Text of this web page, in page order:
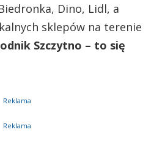
Dino, Lidl, a
sklepów na terenie
Szczytno – to się
Reklama
Reklama